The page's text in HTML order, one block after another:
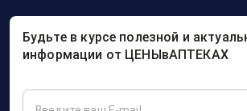
Будьте в курсе полезной и
информации от ЦЕНЫвАПТЕКАХ